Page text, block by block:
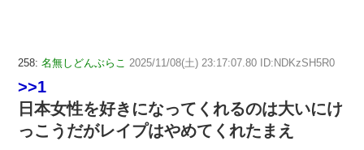
258: 名無しどんぶらこ 2025/11/08(土) 23:17:07.80 ID:NDKzSH5R0
>>1
日本女性を好きになってくれるのは大いにけ
っこうだがレイプはやめてくれたまえ